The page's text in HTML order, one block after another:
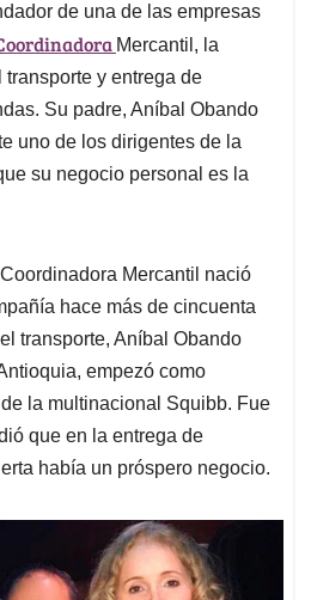
de una de las empresas
Mercantil, la
y entrega de
Su padre, Aníbal Obando
uno de los dirigentes de la
su negocio personal es la
Mercantil nació
hace más de cincuenta
transporte, Aníbal Obando
empezó como
la multinacional Squibb. Fue
que en la entrega de
había un próspero negocio.